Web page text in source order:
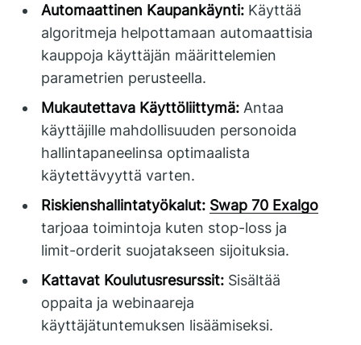
Automaattinen Kaupankäynti: Käyttää
algoritmeja helpottamaan automaattisia
kauppoja käyttäjän määrittelemien
parametrien perusteella.
Mukautettava Käyttöliittymä: Antaa
käyttäjille mahdollisuuden personoida
hallintapaneelinsa optimaalista
käytettävyyttä varten.
Riskienshallintatyökalut: Swap 70 Exalgo
tarjoaa toimintoja kuten stop-loss ja
limit-orderit suojatakseen sijoituksia.
Kattavat Koulutusresurssit: Sisältää
oppaita ja webinaareja
käyttäjätuntemuksen lisäämiseksi.